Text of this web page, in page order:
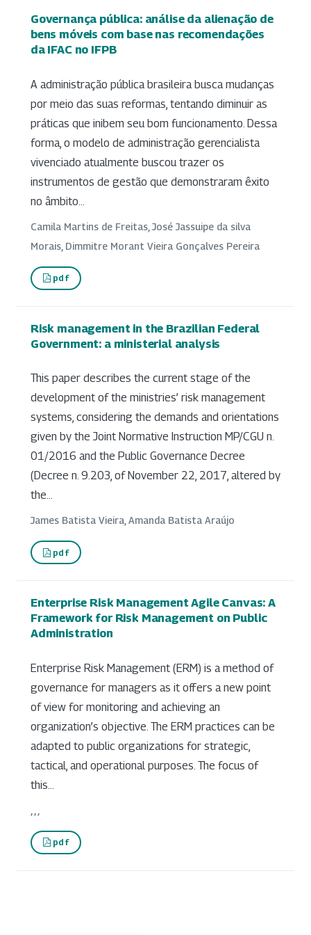
Governança pública: análise da alienação de
bens móveis com base nas recomendações
da IFAC no IFPB
A administração pública brasileira busca mudanças
por meio das suas reformas, tentando diminuir as
práticas que inibem seu bom funcionamento. Dessa
forma, o modelo de administração gerencialista
vivenciado atualmente buscou trazer os
instrumentos de gestão que demonstraram êxito
no âmbito...
Camila Martins de Freitas, José Jassuipe da silva
Morais, Dimmitre Morant Vieira Gonçalves Pereira
pdf
Risk management in the Brazilian Federal
Government: a ministerial analysis
This paper describes the current stage of the
development of the ministries’ risk management
systems, considering the demands and orientations
given by the Joint Normative Instruction MP/CGU n.
01/2016 and the Public Governance Decree
(Decree n. 9.203, of November 22, 2017, altered by
the...
James Batista Vieira, Amanda Batista Araújo
pdf
Enterprise Risk Management Agile Canvas: A
Framework for Risk Management on Public
Administration
Enterprise Risk Management (ERM) is a method of
governance for managers as it offers a new point
of view for monitoring and achieving an
organization’s objective. The ERM practices can be
adapted to public organizations for strategic,
tactical, and operational purposes. The focus of
this...
pdf